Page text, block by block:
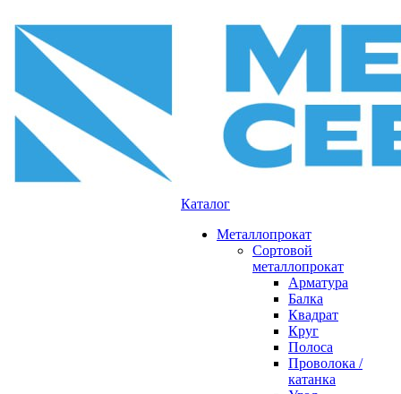
Каталог
Металлопрокат
Сортовой
металлопрокат
Арматура
Балка
Квадрат
Круг
Полоса
Проволока /
катанка